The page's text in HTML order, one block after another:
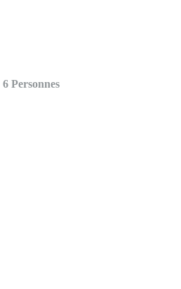
6 Personnes